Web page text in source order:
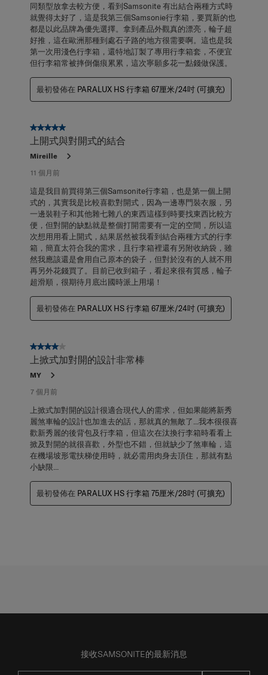
同類型放拿去較方便，看到Samsonite 有出結合兩種方式時
就覺得太好了，這是我第三個Samsonie行李箱，要買新的也
都是以此品牌為優先選擇。拿到產品外觀真的漂亮，輪子超
好推，這在歐洲那種到處石子路的地方很需要啊。這也是我
第一次用淺色行李箱，還特地訂製了專用行李箱套，不便宜
但行李箱常被摔倒傷痕累累，這次寧願多花一點錢做保護。
最初發佈在 PARALUX HS 行李箱 67厘米/24吋 (可擴充)
5星，共5星。
上開式與對開式的結合
Mireille
11 個月前
這是我目前買得第三個Samsonite行李箱，也是第一個上開
式的，其實我是比較喜歡對開式，因為一邊專門裝衣服，另
一邊裝鞋子和其他雜七雜八的東西這樣到時要找東西比較方
便，但對開的缺點就是整個打開需要有一定的空間，所以這
次想用用看上開式，結果居然被我看到結合兩種方式的行李
箱，簡直太符合我的需求，且行李箱裡還有另附收納袋，雖
然我應該還是會用自己原本的袋子，但對於沒有的人就不用
再另外花錢買了。目前已收到箱子，看起來很有質感，輪子
超滑順，很期待月底出國時派上用場！
最初發佈在 PARALUX HS 行李箱 67厘米/24吋 (可擴充)
4星，共5星。
上掀式加對開的設計非常棒
MY
7 個月前
上掀式加對開的設計很適合現代人的需求，但如果能將新秀
麗煞車輪的設計也加進去的話，那就真的無敵了...我本很很喜
歡新秀麗的後背包及行李箱，但這次在汰換行李箱時看看上
掀及對開的就很喜歡，外型也不錯，但就缺少了煞車輪，這
在機場坡形電扶梯使用時，就必需用肉身去頂住，那就有點
小缺限...
最初發佈在 PARALUX HS 行李箱 75厘米/28吋 (可擴充)
接收SAMSONITE的最新消息